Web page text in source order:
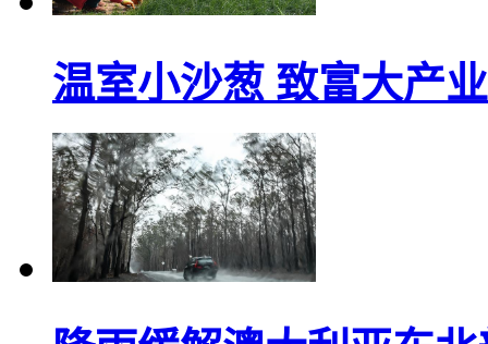
温室小沙葱 致富大产业